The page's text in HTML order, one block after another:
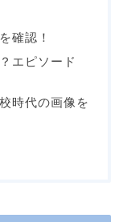
確認！
エピソード
時代の画像を